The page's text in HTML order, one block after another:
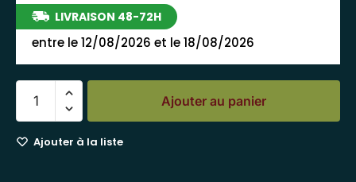
LIVRAISON 48-72H
entre le 12/08/2026 et le 18/08/2026
Ajouter au panier
Ajouter à la liste